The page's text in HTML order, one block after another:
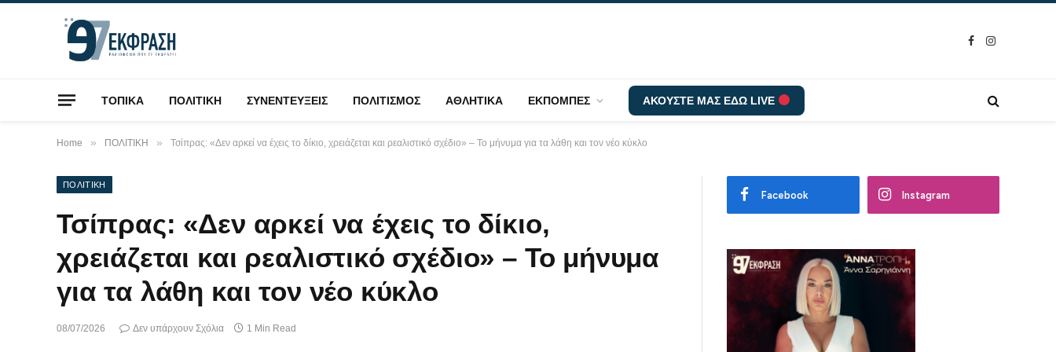
Facebook
Instagram
ΤΟΠΙΚΑ ΠΟΛΙΤΙΚΗ ΣΥΝΕΝΤΕΥΞΕΙΣ ΠΟΛΙΤΙΣΜΟΣ ΑΘΛΗΤΙΚΑ ΕΚΠΟΜΠΕΣ ΑΚΟΥΣΤΕ ΜΑΣ ΕΔΩ LIVE
Home » ΠΟΛΙΤΙΚΗ » Τσίπρας: «Δεν αρκεί να έχεις το δίκιο, χρειάζεται και ρεαλιστικό σχέδιο» – Το μήνυμα για τα λάθη και τον νέο κύκλο
ΠΟΛΙΤΙΚΗ
Τσίπρας: «Δεν αρκεί να έχεις το δίκιο,
χρειάζεται και ρεαλιστικό σχέδιο» – Το μήνυμα
για τα λάθη και τον νέο κύκλο
08/07/2026 Δεν υπάρχουν Σχόλια 1 Min Read
Facebook Instagram